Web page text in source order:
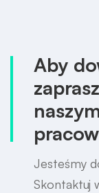
Aby
Jesteśmy
Skontaktuj